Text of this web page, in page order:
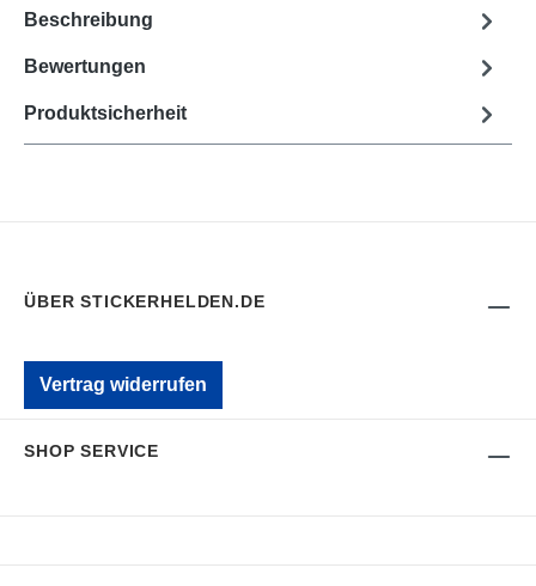
Beschreibung
Bewertungen
Produktsicherheit
ÜBER STICKERHELDEN.DE
Vertrag widerrufen
SHOP SERVICE